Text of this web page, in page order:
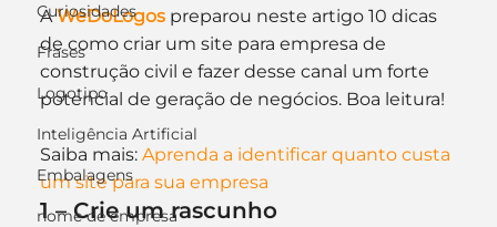
Curiosidades
Frases
Logotipo
Inteligência Artificial
Embalagens
nome de empresa
A WeDoLogos preparou neste artigo 10 dicas
de como criar um site para empresa de
construção civil e fazer desse canal um forte
potencial de geração de negócios. Boa leitura!
Saiba mais: Aprenda a identificar quanto custa
um site para sua empresa
1 – Crie um rascunho